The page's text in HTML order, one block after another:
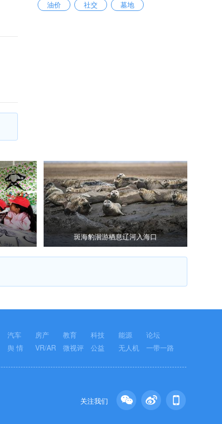
油价
社交 墓地
斑海豹洄游栖息辽河入海口
汽车 房产 教育 科技 能源
论坛
舆 情 VR/AR 微视评 公益 无人机 一带一路
关注我们